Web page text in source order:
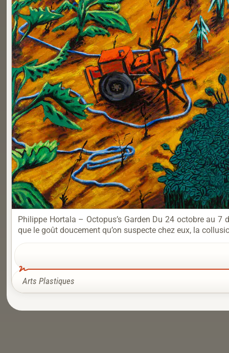
Philippe Hortala – Octopus’s Garden Du 24 octobre au
que le goût doucement qu’on suspecte chez eux, la
Arts Plastiques